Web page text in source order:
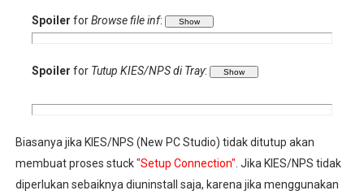
Spoiler forBrowse file inf:
Spoiler for Tutup KIES/NPS di Tray:
Biasanya jika KIES/NPS (New PC Studio) tidak ditutup akan
membuat proses stuck"Setup Connection" . Jika KIES/NPS tidak
diperlukan sebaiknya diuninstall saja, karena jika menggunakan